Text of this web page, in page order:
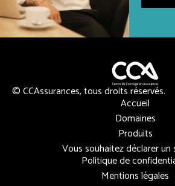
© CCAssurances, tous droits réservés.
Accueil
Domaines
Produits
Vous souhaitez déclarer un
Politique de
Mentions légales